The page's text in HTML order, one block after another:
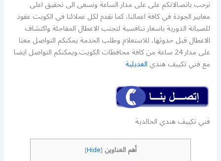
نرحب باتصالاتكم على على مدار الساعة ونسعى الى تحقيق اعلى
معايير الجودة في كافة اعمالنا، كما نقدم لكل عملائنا في الكويت عقود
للصيانة الدورية باسعار تنافسية لتجنب الاعطال المفاجئة واكتشاف
الاعطال قبل حدوثها، للاستعلام وطلب الخدمة يمكنكم التواصل معنا
على مدار 24 ساعة من كافة محافظات الكويت.ويمكنكم التواصل ايضا
مع فني تكييف هنديالعديلية
فني تكييف هندي الخالدية
أهم العناوين [
Hide
]